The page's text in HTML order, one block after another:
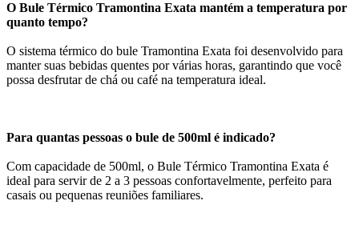
O Bule Térmico Tramontina Exata mantém a temperatura por
quanto tempo?
O sistema térmico do bule Tramontina Exata foi desenvolvido para
manter suas bebidas quentes por várias horas, garantindo que você
possa desfrutar de chá ou café na temperatura ideal.
Para quantas pessoas o bule de 500ml é indicado?
Com capacidade de 500ml, o Bule Térmico Tramontina Exata é
ideal para servir de 2 a 3 pessoas confortavelmente, perfeito para
casais ou pequenas reuniões familiares.